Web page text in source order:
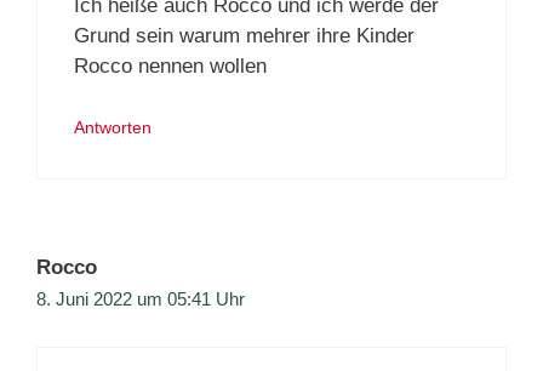
Ich heiße auch Rocco und ich werde der
Grund sein warum mehrer ihre Kinder
Rocco nennen wollen
Antworten
Rocco
8. Juni 2022 um 05:41 Uhr